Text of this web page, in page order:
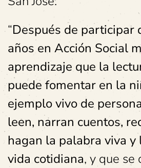
“Después de participar
años en Acción Social
aprendizaje que la
puede fomentar en la
ejemplo vivo de
leen, narran cuentos,
hagan la palabra viva y
vida cotidiana, y que se